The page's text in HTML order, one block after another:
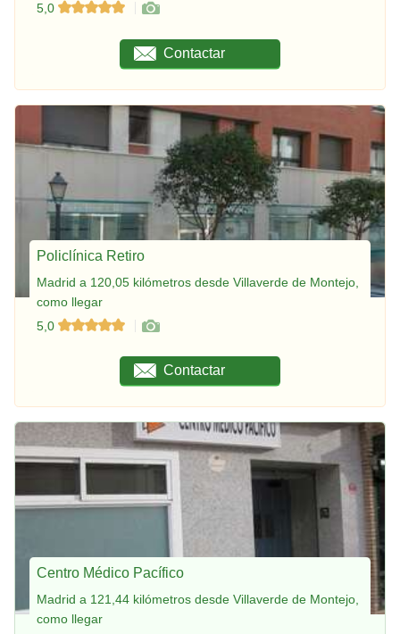
5,0
Contactar
Policlínica Retiro
Madrid a 120,05 kilómetros desde Villaverde de Montejo,
como llegar
5,0
Contactar
Centro Médico Pacífico
Madrid a 121,44 kilómetros desde Villaverde de Montejo,
como llegar